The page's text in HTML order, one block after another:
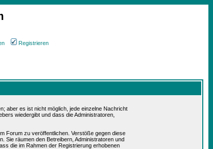
Registrieren
aber es ist nicht möglich, jede einzelne Nachricht
wiedergibt und dass die Administratoren,
Forum zu veröffentlichen. Verstöße gegen diese
Sie räumen den Betreibern, Administratoren und
die im Rahmen der Registrierung erhobenen